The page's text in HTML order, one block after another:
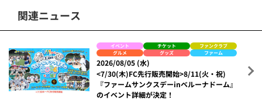
関連ニュース
イベント チケット
ファンクラブ
グルメ
グッズ ファーム
2026/08/05 (水)
<7/30(木)FC先行販売開始>8/11(火・祝)
『ファームサンクスデーinベルーナドーム』
のイベント詳細が決定！